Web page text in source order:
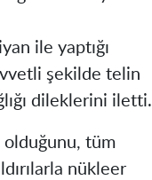
ile yaptığı
şekilde telin
dileklerini iletti.
olduğunu, tüm
nükleer